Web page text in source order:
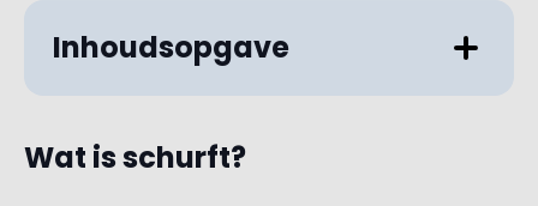
Inhoudsopgave
Wat is schurft?